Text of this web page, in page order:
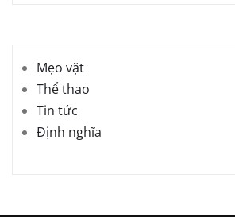
Mẹo vặt
Thể thao
Tin tức
Định nghĩa